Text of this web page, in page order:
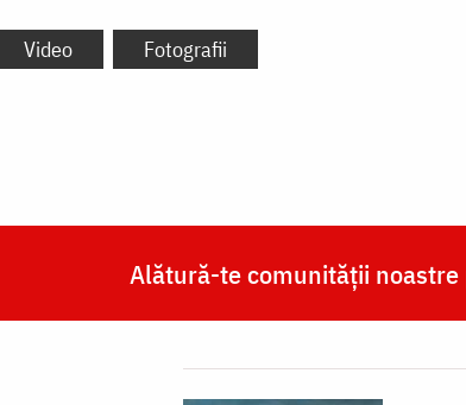
Video Fotografii
Alătură-te comunității noastre